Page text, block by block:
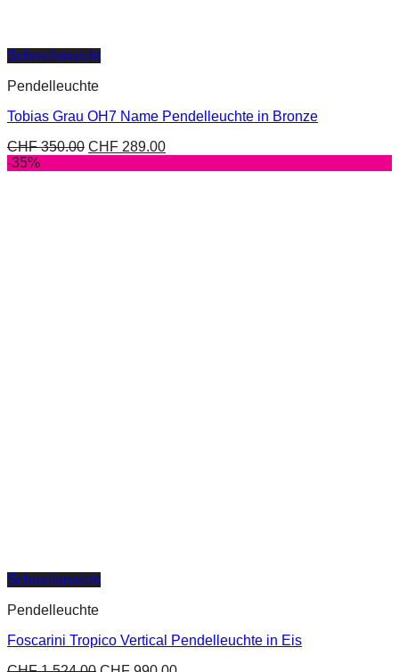
Schnellansicht
Pendelleuchte
Tobias Grau OH7 Name Pendelleuchte in Bronze
CHF350.00 CHF 289.00
-35%
Schnellansicht
Pendelleuchte
Foscarini Tropico Vertical Pendelleuchte in Eis